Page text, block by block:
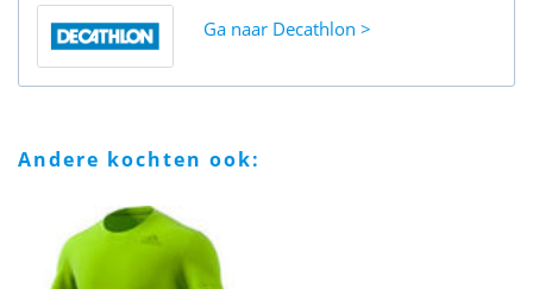
Ga naar Decathlon
andere kochten ook: